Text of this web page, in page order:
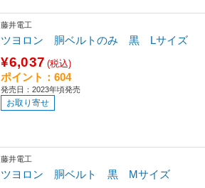
藤井電工
ツヨロン 胴ベルトのみ 黒 Lサイズ
¥6,037 (税込)
ポイント：604
発売日：2023年頃発売
お取り寄せ
藤井電工
ツヨロン 胴ベルト 黒 Mサイズ